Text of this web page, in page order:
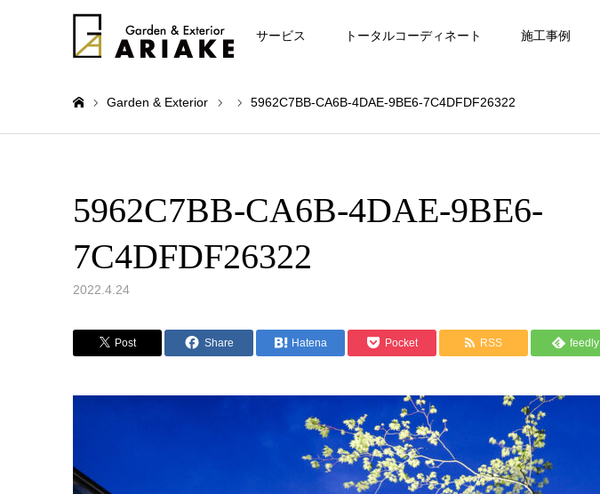
お知らせ サービス トータルコーディネート 施工事例
Garden & Exterior 5962C7BB-CA6B-4DAE-9BE6-7C4DFDF26322
5962C7BB-CA6B-4DAE-9BE6-
7C4DFDF26322
2022.4.24
Post Share Hatena Pocket RSS feedly